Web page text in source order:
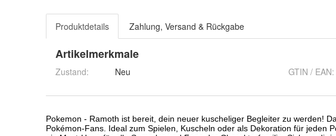
Produktdetails Zahlung, Versand & Rückgabe
Artikelmerkmale
Zustand: Neu GTIN / EAN: